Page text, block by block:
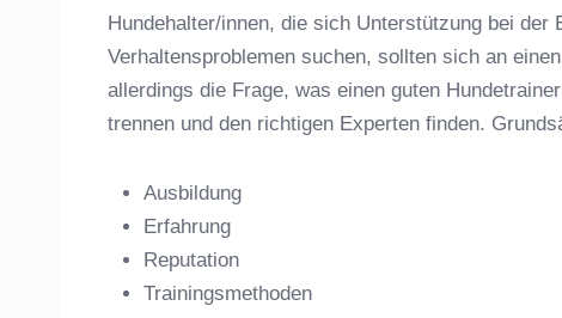
Name der Hundeschule*
Anschrift
Hundehalter/innen, die sich Unterstützung bei
Verhaltensproblemen suchen, sollten sich an
allerdings die Frage, was einen guten
trennen und den richtigen Experten finden.
Ausbildung
Erfahrung
Reputation
Trainingsmethoden